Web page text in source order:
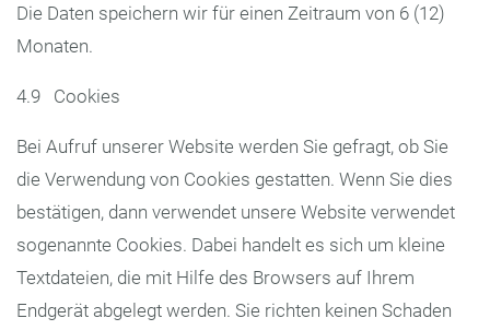
Die Daten speichern wir für einen Zeitraum von 6 (12)
Monaten.
4.9 Cookies
Bei Aufruf unserer Website werden Sie gefragt, ob Sie
die Verwendung von Cookies gestatten. Wenn Sie dies
bestätigen, dann verwendet unsere Website verwendet
sogenannte Cookies. Dabei handelt es sich um kleine
Textdateien, die mit Hilfe des Browsers auf Ihrem
Endgerät abgelegt werden. Sie richten keinen Schaden